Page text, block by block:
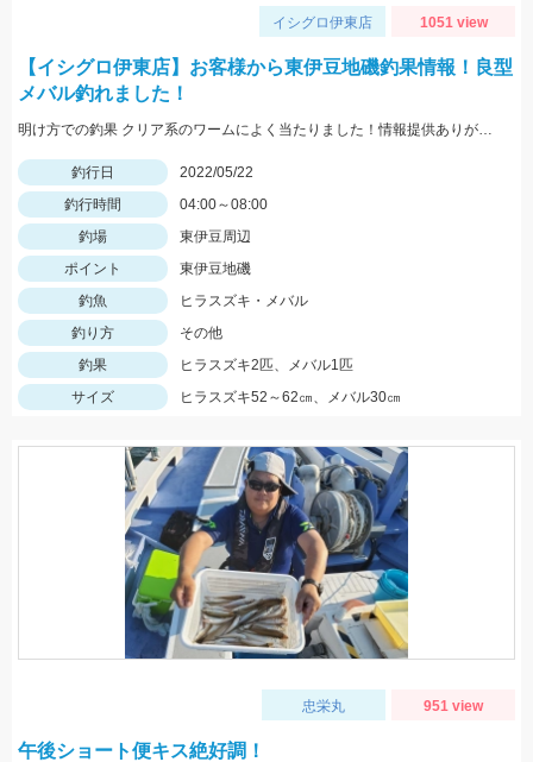
イシグロ伊東店 1051 view
【イシグロ伊東店】お客様から東伊豆地磯釣果情報！良型
メバル釣れました！
明け方での釣果 クリア系のワームによく当たりました！情報提供ありがとうございます。
釣行日
2022/05/22
釣行時間
04:00～08:00
釣場
東伊豆周辺
ポイント
東伊豆地磯
釣魚
ヒラスズキ・メバル
釣り方
その他
釣果
ヒラスズキ2匹、メバル1匹
サイズ
ヒラスズキ52～62㎝、メバル30㎝
忠栄丸 951 view
午後ショート便キス絶好調！